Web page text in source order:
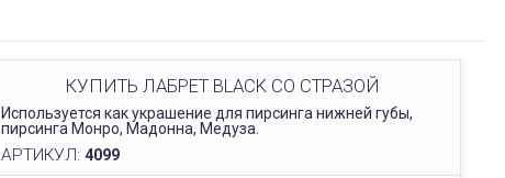
КУПИТЬ ЛАБРЕТ BLACK СО СТРАЗОЙ
Используется как украшение для пирсинга нижней губы,
пирсинга Монро, Мадонна, Медуза.
АРТИКУЛ:4099